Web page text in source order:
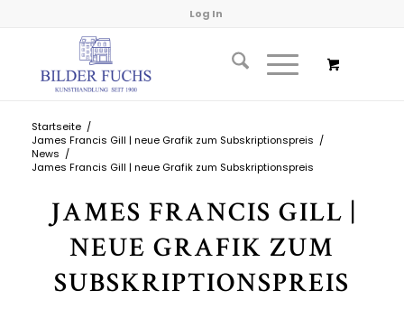
Log In
Startseite /
James Francis Gill | neue Grafik zum Subskriptionspreis /
News /
James Francis Gill | neue Grafik zum Subskriptionspreis
JAMES FRANCIS GILL |
NEUE GRAFIK ZUM
SUBSKRIPTIONSPREIS